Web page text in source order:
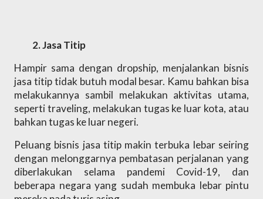
Jasa Titip
Hampir sama dengan dropship, menjalankan bisnis
jasa titip tidak butuh modal besar. Kamu bahkan bisa
melakukannya sambil melakukan aktivitas utama,
seperti traveling, melakukan tugas ke luar kota, atau
bahkan tugas ke luar negeri.
Peluang bisnis jasa titip makin terbuka lebar seiring
dengan melonggarnya pembatasan perjalanan yang
diberlakukan selama pandemi Covid-19, dan
beberapa negara yang sudah membuka lebar pintu